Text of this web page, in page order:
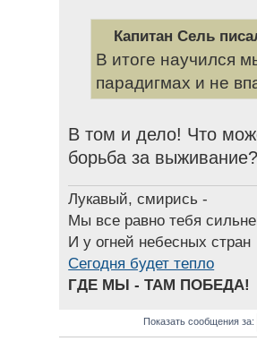
Капитан Сель
В итоге научился
парадигмах и не
В том и дело! Что
борьба за выживание?
Лукавый, смирись -
Мы все равно тебя
И у огней небесных стран
Сегодня будет тепло
ГДЕ МЫ - ТАМ ПОБЕДА!
Показать сообщения за: